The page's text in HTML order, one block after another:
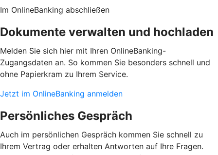
Im OnlineBanking abschließen
Dokumente verwalten und hochladen
Melden Sie sich hier mit Ihren OnlineBanking-
Zugangsdaten an. So kommen Sie besonders schnell und
ohne Papierkram zu Ihrem Service.
Jetzt im OnlineBanking anmelden
Persönliches Gespräch
Auch im persönlichen Gespräch kommen Sie schnell zu
Ihrem Vertrag oder erhalten Antworten auf Ihre Fragen.